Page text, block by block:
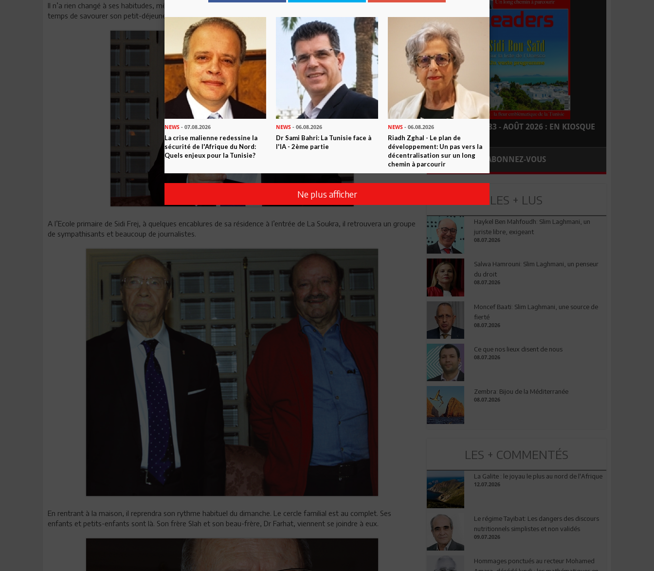
Il n’a rien changé à ses habitudes, même en ce dimanche «historique». Tôt le matin, Béji Caïd Essebsi prendra le
temps de savourer son petit-déjeuner et de lancer des blagues à son épouse avant de filer voter.
A l’Ecole primaire de Sidi Frej, à quelques encablures de sa résidence à l’entrée de La Soukra, il retrouvera un groupe
de sympathisants et beaucoup de journalistes.
En rentrant à la maison, il reprendra son rythme habituel du dimanche. Le cercle familial est au complet. Ses
enfants et petits-enfants sont là. Son frère Slah et son beau-frère, Dr Farhat, viennent se joindre à eux.
LEADERS N° 183 - AOÛT 2026 : EN KIOSQUE
ABONNEZ-VOUS
LES + LUS
Haykel Ben Mahfoudh: Slim Laghmani, un
juriste libre, exigeant
08.07.2026
Salwa Hamrouni: Slim Laghmani, un penseur
du droit
08.07.2026
Moncef Baati: Slim Laghmani, une source de
fierté
08.07.2026
Ce que nos lieux disent de nous
08.07.2026
Zembra: Bijou de la Méditerranée
08.07.2026
LES + COMMENTÉS
La Galite : le joyau le plus au nord de l'Afrique
12.07.2026
Le régime Tayibat: Les dangers des discours
nutritionnels simplistes et non validés
09.07.2026
Hommages ponctués au recteur Mohamed
NEWS - 07.08.2026
La crise malienne redessine la
sécurité de l'Afrique du Nord:
Quels enjeux pour la Tunisie?
NEWS - 06.08.2026
Dr Sami Bahri: La Tunisie face à
l'IA - 2ème partie
NEWS- 06.08.2026
Riadh Zghal - Le plan de
développement: Un pas vers la
décentralisation sur un long
chemin à parcourir
Ne plus afficher